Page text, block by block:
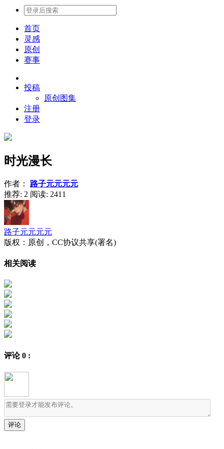
首页
灵感
原创
赛事
投稿
原创图集
注册
登录
时光漫长
作者： 路子元元元元
推荐: 2 阅读: 2411
路子元元元元
版权：原创，CC协议共享(署名)
相关阅读
评论0 :